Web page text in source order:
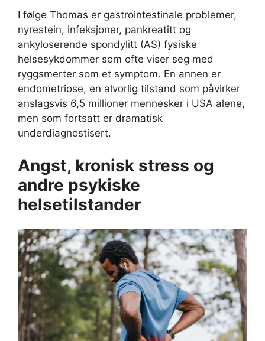
I følge Thomas er gastrointestinale problemer,
nyrestein, infeksjoner, pankreatitt og
ankyloserende spondylitt (AS) fysiske
helsesykdommer som ofte viser seg med
ryggsmerter som et symptom. En annen er
endometriose, en alvorlig tilstand som påvirker
anslagsvis 6,5 millioner mennesker i USA alene,
men som fortsatt er dramatisk
underdiagnostisert.
Angst, kronisk stress og
andre psykiske
helsetilstander